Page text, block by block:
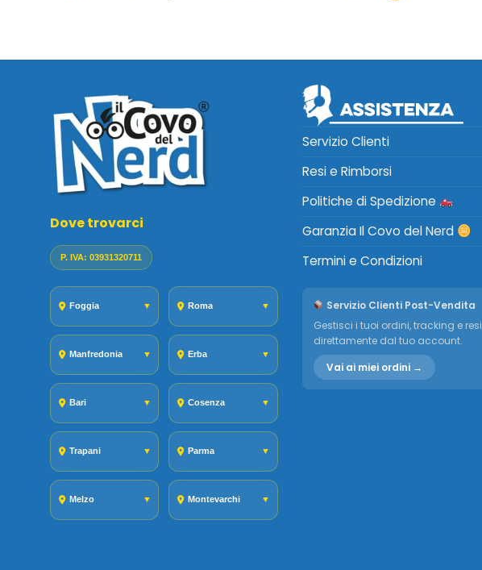
Dove trovarci
P. IVA: 03931320711
Foggia ▼ Roma ▼
Manfredonia ▼ Erba ▼
Bari ▼ Cosenza ▼
Trapani ▼ Parma ▼
Melzo ▼ Montevarchi ▼
Servizio Clienti
Resi e Rimborsi
Politiche di Spedizione
Garanzia Il Covo del Nerd
Termini e Condizioni
Servizio Clienti Post-Vendita
Gestisci i tuoi ordini, tracking e resi
direttamente dal tuo account.
Vai ai miei ordini →